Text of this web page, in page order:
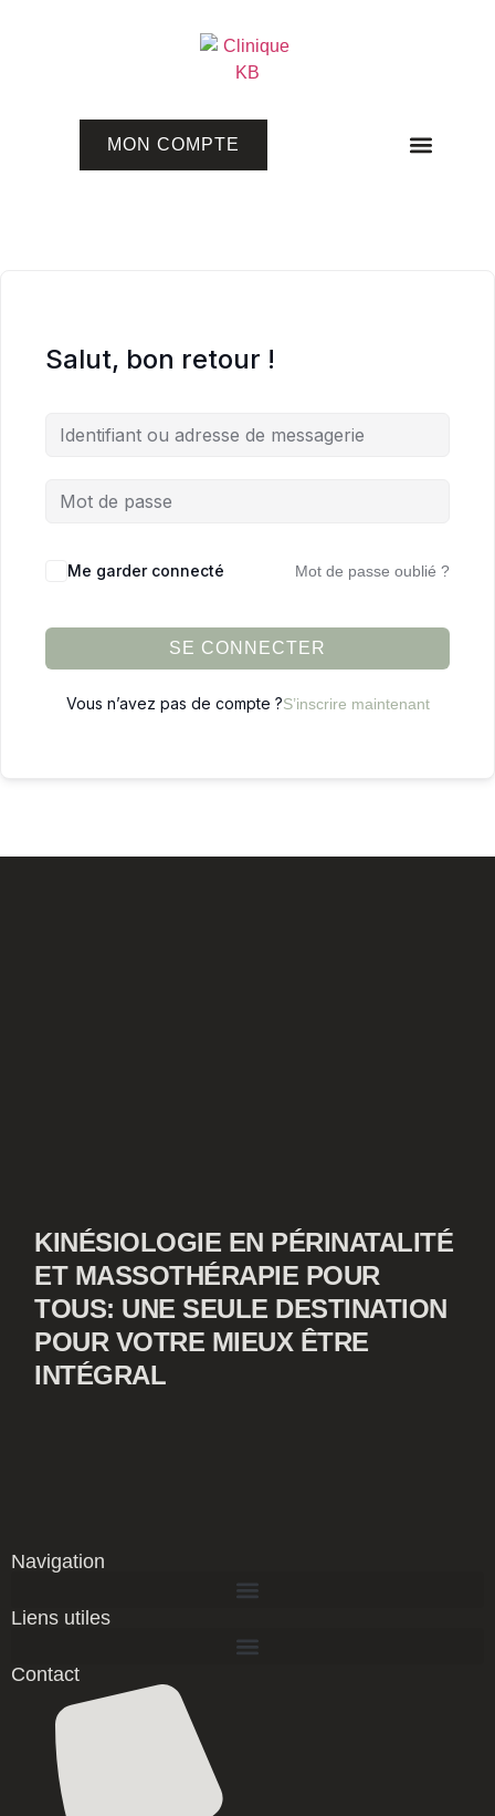
MON COMPTE
Salut, bon retour !
Me garder connecté Mot de passe oublié ?
SE CONNECTER
Vous n’avez pas de compte ?S’inscrire maintenant
KINÉSIOLOGIE EN PÉRINATALITÉ
ET MASSOTHÉRAPIE POUR
TOUS: UNE SEULE DESTINATION
POUR VOTRE MIEUX ÊTRE
INTÉGRAL
Navigation
Liens utiles
Contact